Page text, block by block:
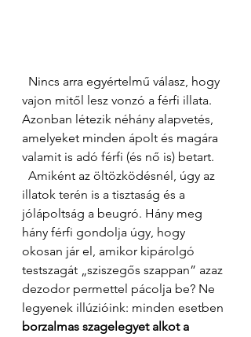
vajon mitől lesz vonzó a férfi illata.
Azonban létezik néhány alapvetés,
amelyeket minden ápolt és magára
valamit is adó férfi (és nő is) betart.
illatok terén is a tisztaság és a
jólápoltság a beugró. Hány meg
hány férfi gondolja úgy, hogy
okosan jár el, amikor kipárolgó
testszagát „sziszegős szappan” azaz
dezodor permettel pácolja be? Ne
legyenek illúzióink: minden esetben
borzalmas szagelegyet alkot a